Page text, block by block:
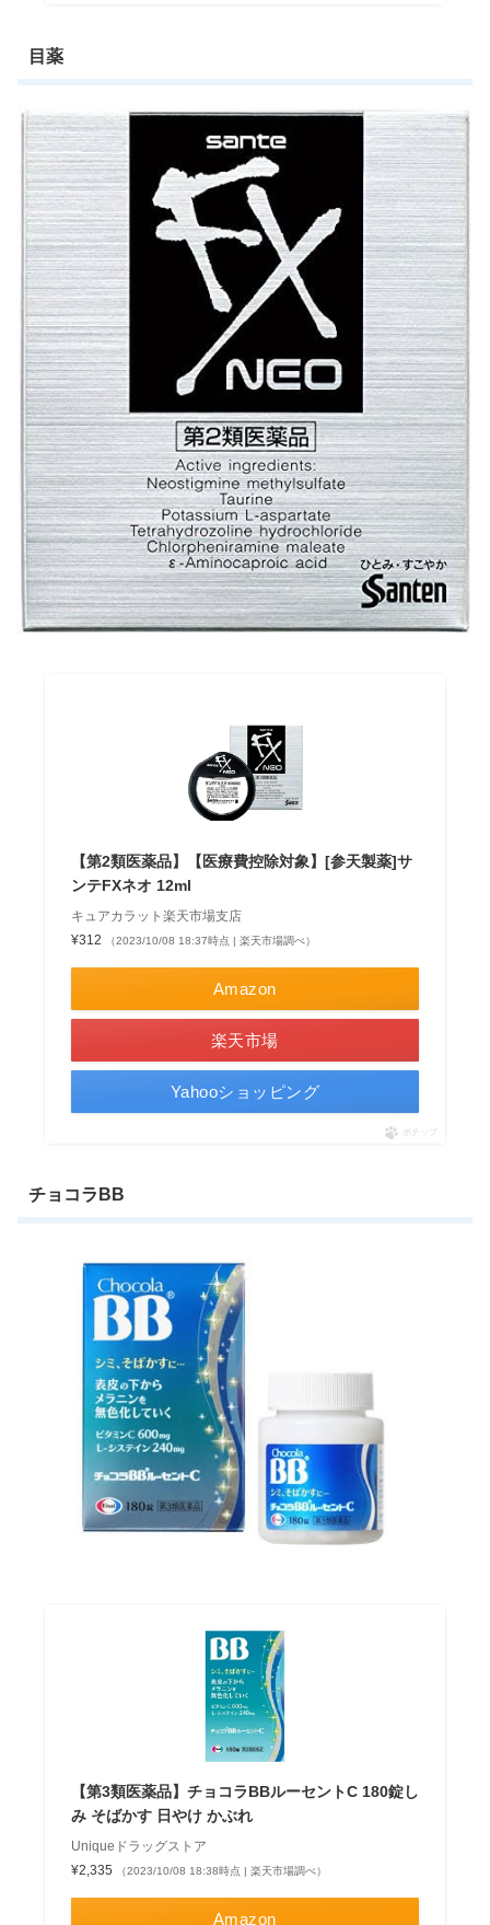
目薬
【第2類医薬品】【医療費控除対象】[参天製薬]サ
ンテFXネオ 12ml
キュアカラット楽天市場支店
¥312
（2023/10/08 18:37時点 | 楽天市場調べ）
Amazon
楽天市場
Yahooショッピング
ポチップ
チョコラBB
【第3類医薬品】チョコラBBルーセントC 180錠し
み そばかす 日やけ かぶれ
Uniqueドラッグストア
¥2,335
（2023/10/08 18:38時点 | 楽天市場調べ）
Amazon